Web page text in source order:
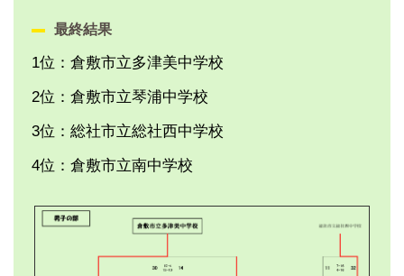
最終結果
1位：倉敷市立多津美中学校
2位：倉敷市立琴浦中学校
3位：総社市立総社西中学校
4位：倉敷市立南中学校